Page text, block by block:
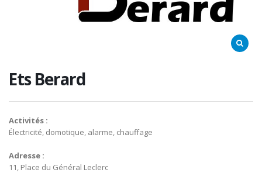
Ets Berard
Activités :
Électricité, domotique, alarme, chauffage
Adresse :
11, Place du Général Leclerc